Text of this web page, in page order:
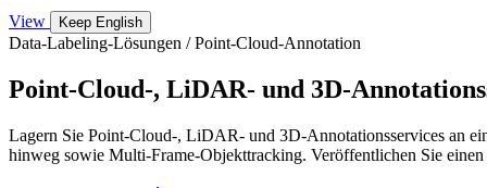
View Keep English
Data-Labeling-Lösungen / Point-Cloud-Annotation
Point-Cloud-, LiDAR- und 3D-
Lagern Sie Point-Cloud-, LiDAR- und 3D-Annotationsservices an
hinweg sowie Multi-Frame-Objekttracking. Veröffentlichen Sie